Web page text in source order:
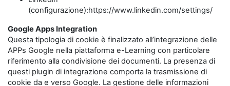
(configurazione):https://www.linkedin.com/settings/
Google Apps Integration
Questa tipologia di cookie è finalizzato all’integrazione delle
APPs Google nella piattaforma e-Learning con particolare
riferimento alla condivisione dei documenti. La presenza di
questi plugin di integrazione comporta la trasmissione di
cookie da e verso Google. La gestione delle informazioni